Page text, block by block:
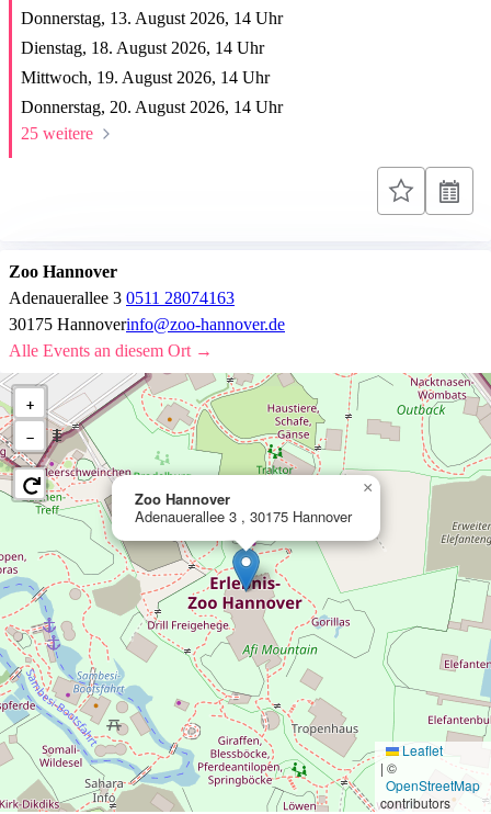
Donnerstag, 13. August 2026, 14 Uhr
Dienstag, 18. August 2026, 14 Uhr
Mittwoch, 19. August 2026, 14 Uhr
Donnerstag, 20. August 2026, 14 Uhr
25 weitere
Zoo Hannover
Adenauerallee 3
30175 Hannover
0511 28074163
info@zoo-hannover.de
Alle Events an diesem Ort →
Zoo Hannover
Adenauerallee 3 , 30175 Hannover
×
+
−
Leaflet
| ©
OpenStreetMap
contributors